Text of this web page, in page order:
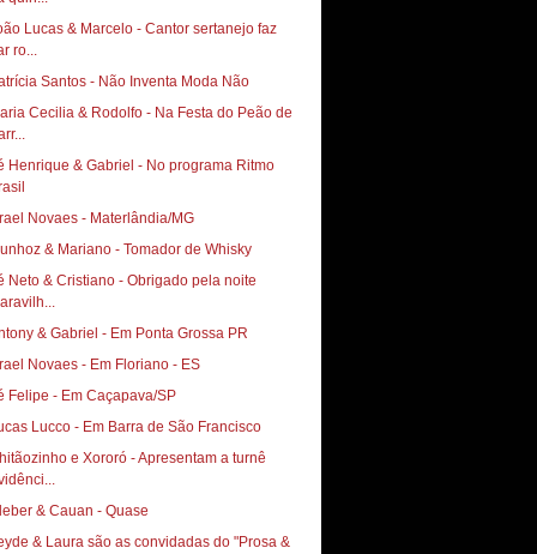
Lucas & Marcelo - Cantor sertanejo faz
ro...
Santos - Não Inventa Moda Não
Cecilia & Rodolfo - Na Festa do Peão de
Henrique & Gabriel - No programa Ritmo
Novaes - Materlândia/MG
& Mariano - Tomador de Whisky
Neto & Cristiano - Obrigado pela noite
& Gabriel - Em Ponta Grossa PR
Novaes - Em Floriano - ES
Felipe - Em Caçapava/SP
Lucco - Em Barra de São Francisco
e Xororó - Apresentam a turnê
& Cauan - Quase
& Laura são as convidadas do "Prosa &